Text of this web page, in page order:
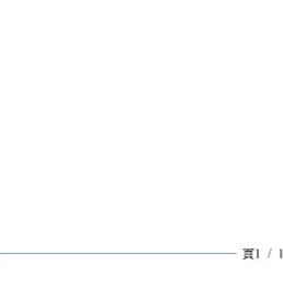
元酌收運費120元
運費80元
公分，最長邊需小於45公分，總重量
發現您的貨品有材積上的問題，我們
內與我們聯絡進行退換貨，逾期不予受